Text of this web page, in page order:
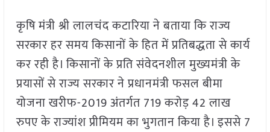
कृषि मंत्री श्री लालचंद कटारिया ने बताया कि राज्य
सरकार हर समय किसानों के हित में प्रतिबद्धता से कार्य
कर रही है। किसानों के प्रति संवेदनशील मुख्यमंत्री के
प्रयासों से राज्य सरकार ने प्रधानमंत्री फसल बीमा
योजना खरीफ-2019 अंतर्गत 719 करोड़ 42 लाख
रुपए के राज्यांश प्रीमियम का भुगतान किया है। इससे 7